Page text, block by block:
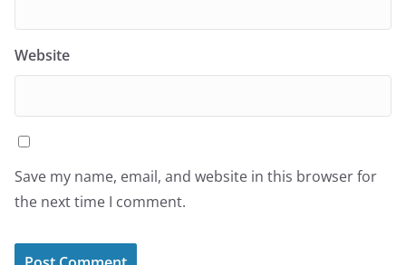
Website
Save my name, email, and website in this browser for
the next time I comment.